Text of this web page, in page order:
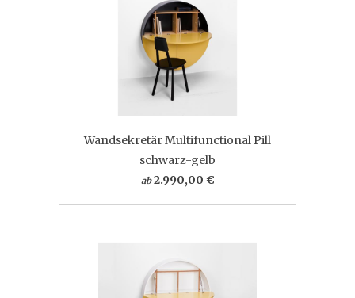
Wandsekretär Multifunctional Pill
schwarz-gelb
ab 2.990,00 €